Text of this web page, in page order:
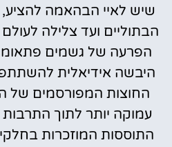
שיש לאיי הבהאמה
הבתוליים ועד צלילה
הפרעה של גשמים
היבשה אידיאלית
החוצות המפורסמים של
עמוקה יותר לתוך
התוססות המוזכרות